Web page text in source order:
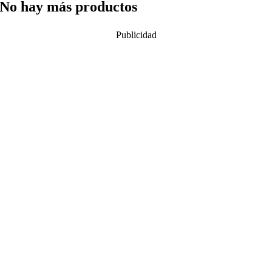
No hay más productos
Publicidad